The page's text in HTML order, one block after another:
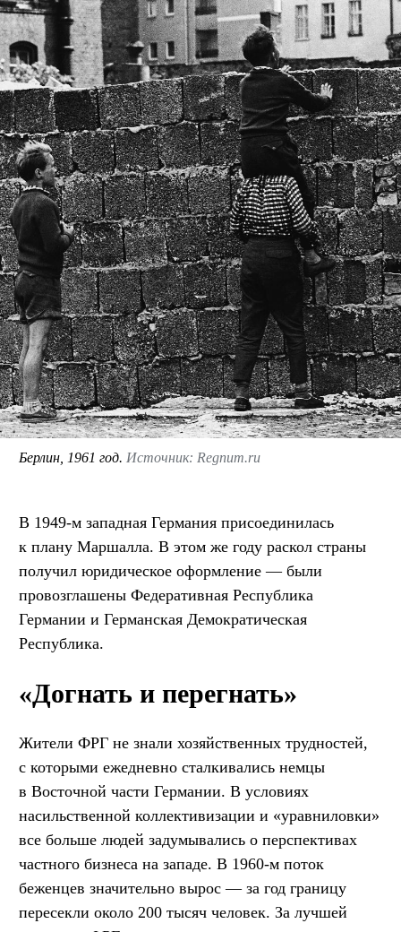
Берлин, 1961 год. Источник: Regnum.ru
В 1949-м западная Германия присоединилась
к плану Маршалла. В этом же году раскол страны
получил юридическое оформление — были
провозглашены Федеративная Республика
Германии и Германская Демократическая
Республика.
«Догнать и перегнать»
Жители ФРГ не знали хозяйственных трудностей,
с которыми ежедневно сталкивались немцы
в Восточной части Германии. В условиях
насильственной коллективизации и «уравниловки»
все больше людей задумывались о перспективах
частного бизнеса на западе. В 1960-м поток
беженцев значительно вырос — за год границу
пересекли около 200 тысяч человек. За лучшей